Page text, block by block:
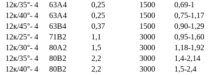
12к/35°- 4
63A4 0,25 1500
0,69-1
12к/40°- 4
63A4 0,25 1500
0,75-1,17
12к/45°- 4
63B4 0,37 1500
0,90-1,29
12к/25°- 4
71B2 1,1 3000
0,95-1,60
12к/30°- 4
80A2 1,5 3000
1,18-1,92
12к/35°- 4
80B2 2,2 3000
1,4-2,14
12к/40°- 4
80B2 2,2 3000
1,5-2,4